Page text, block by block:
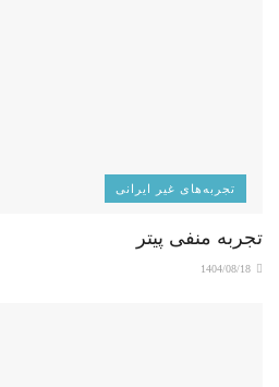
تجربه‌های غیر ایرانی
تجربه منفی پیتر